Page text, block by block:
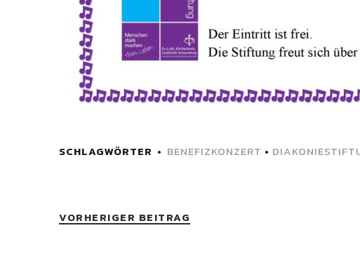
SCHLAGWÖRTER BENEFIZKONZERT •
VORHERIGER BEITRAG